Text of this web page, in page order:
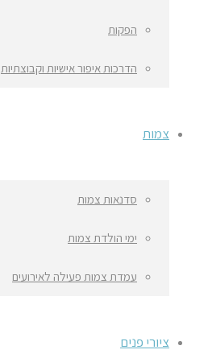
הפקות
הדרכות איפור אישיות וקבוצתיות
צמות
סדנאות צמות
ימי הולדת צמות
עמדת צמות פעילה לאירועים
ציורי פנים